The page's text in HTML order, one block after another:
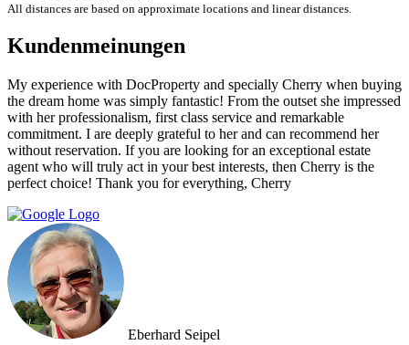
All distances are based on approximate locations and linear distances.
Kundenmeinungen
My experience with DocProperty and specially Cherry when buying
the dream home was simply fantastic! From the outset she impressed
with her professionalism, first class service and remarkable
commitment. I are deeply grateful to her and can recommend her
without reservation. If you are looking for an exceptional estate
agent who will truly act in your best interests, then Cherry is the
perfect choice! Thank you for everything, Cherry
Eberhard Seipel